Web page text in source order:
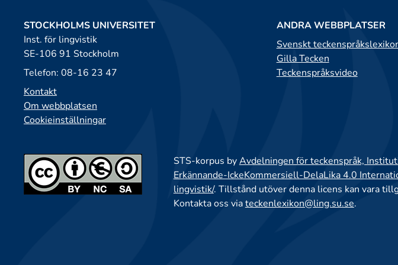
STOCKHOLMS UNIVERSITET
Inst. för lingvistik
SE-106 91 Stockholm
Telefon: 08-16 23 47
Kontakt
Om webbplatsen
Cookieinställningar
ANDRA WEBBPLATSER
Svenskt
Gilla Tecken
Teckenspråksvideo
STS-korpus byAvdelningen för teckenspråk,
Erkännande-IckeKommersiell-DelaLika 4.0
lingvistik/. Tillstånd utöver denna licens kan vara
Kontakta oss viateckenlexikon@ling.su.se.